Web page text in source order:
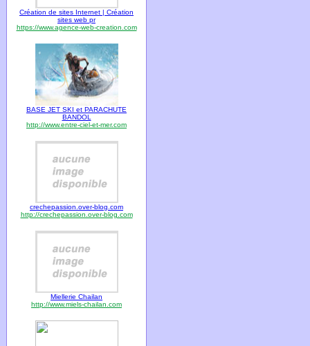
Création de sites Internet | Création
sites web pr
https://www.agence-web-creation.com
BASE JET SKI et PARACHUTE
BANDOL
http://www.entre-ciel-et-mer.com
crechepassion.over-blog.com
http://crechepassion.over-blog.com
Miellerie Chailan
http://www.miels-chailan.com